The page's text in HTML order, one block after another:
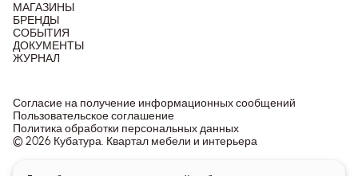
МАГАЗИНЫ
БРЕНДЫ
СОБЫТИЯ
ДОКУМЕНТЫ
ЖУРНАЛ
© 2026 Кубатура. Квартал мебели и интерьера
Согласие на получение информационных сообщений
Пользовательское соглашение
Политика обработки персональных данных